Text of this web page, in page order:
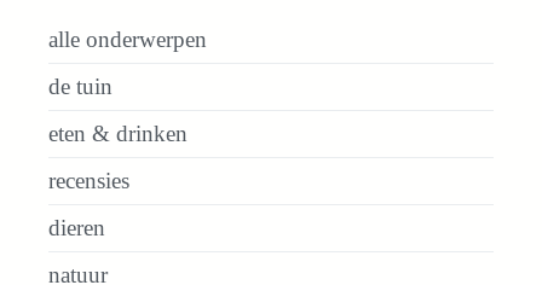
alle onderwerpen
de tuin
eten & drinken
recensies
dieren
natuur